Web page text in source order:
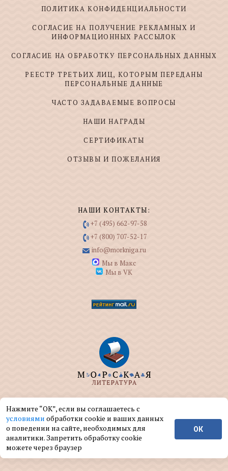
ПОЛИТИКА КОНФИДЕНЦИАЛЬНОСТИ
СОГЛАСИЕ НА ПОЛУЧЕНИЕ РЕКЛАМНЫХ И
ИНФОРМАЦИОННЫХ РАССЫЛОК
СОГЛАСИЕ НА ОБРАБОТКУ ПЕРСОНАЛЬНЫХ ДАННЫХ
РЕЕСТР ТРЕТЬИХ ЛИЦ, КОТОРЫМ ПЕРЕДАНЫ
ПЕРСОНАЛЬНЫЕ ДАННЫЕ
ЧАСТО ЗАДАВАЕМЫЕ ВОПРОСЫ
НАШИ НАГРАДЫ
СЕРТИФИКАТЫ
ОТЗЫВЫ И ПОЖЕЛАНИЯ
НАШИ КОНТАКТЫ:
+7 (495) 662-97-58
+7 (800) 707-52-17
info@morkniga.ru
Мы в Макс
Мы в VK
ООО "МОРКНИГА" занимается изданием и
реализацией книг на морскую тематику.
© ООО "МОРКНИГА", 2004 — 2026 г.
Нажмите “ОК”, если вы соглашаетесь с
условиями обработки cookie и ваших данных
о поведении на сайте, необходимых для
аналитики. Запретить обработку cookie
можете через браузер
ОК